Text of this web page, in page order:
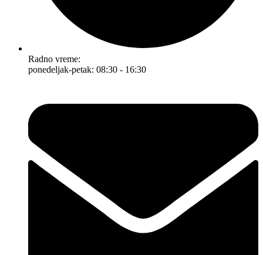
Radno vreme:
ponedeljak-petak: 08:30 - 16:30